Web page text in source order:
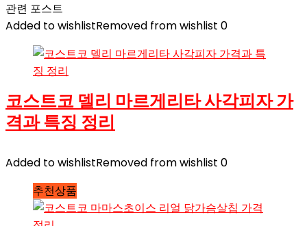
관련 포스트
Added to wishlistRemoved from wishlist 0
코스트코 델리 마르게리타 사각피자 가
격과 특징 정리
Added to wishlistRemoved from wishlist 0
추천상품